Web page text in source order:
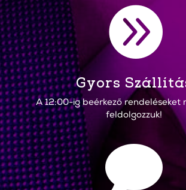

Gyors
A 12:00-ig beérkező rendeléseket
feldolgozzuk!
